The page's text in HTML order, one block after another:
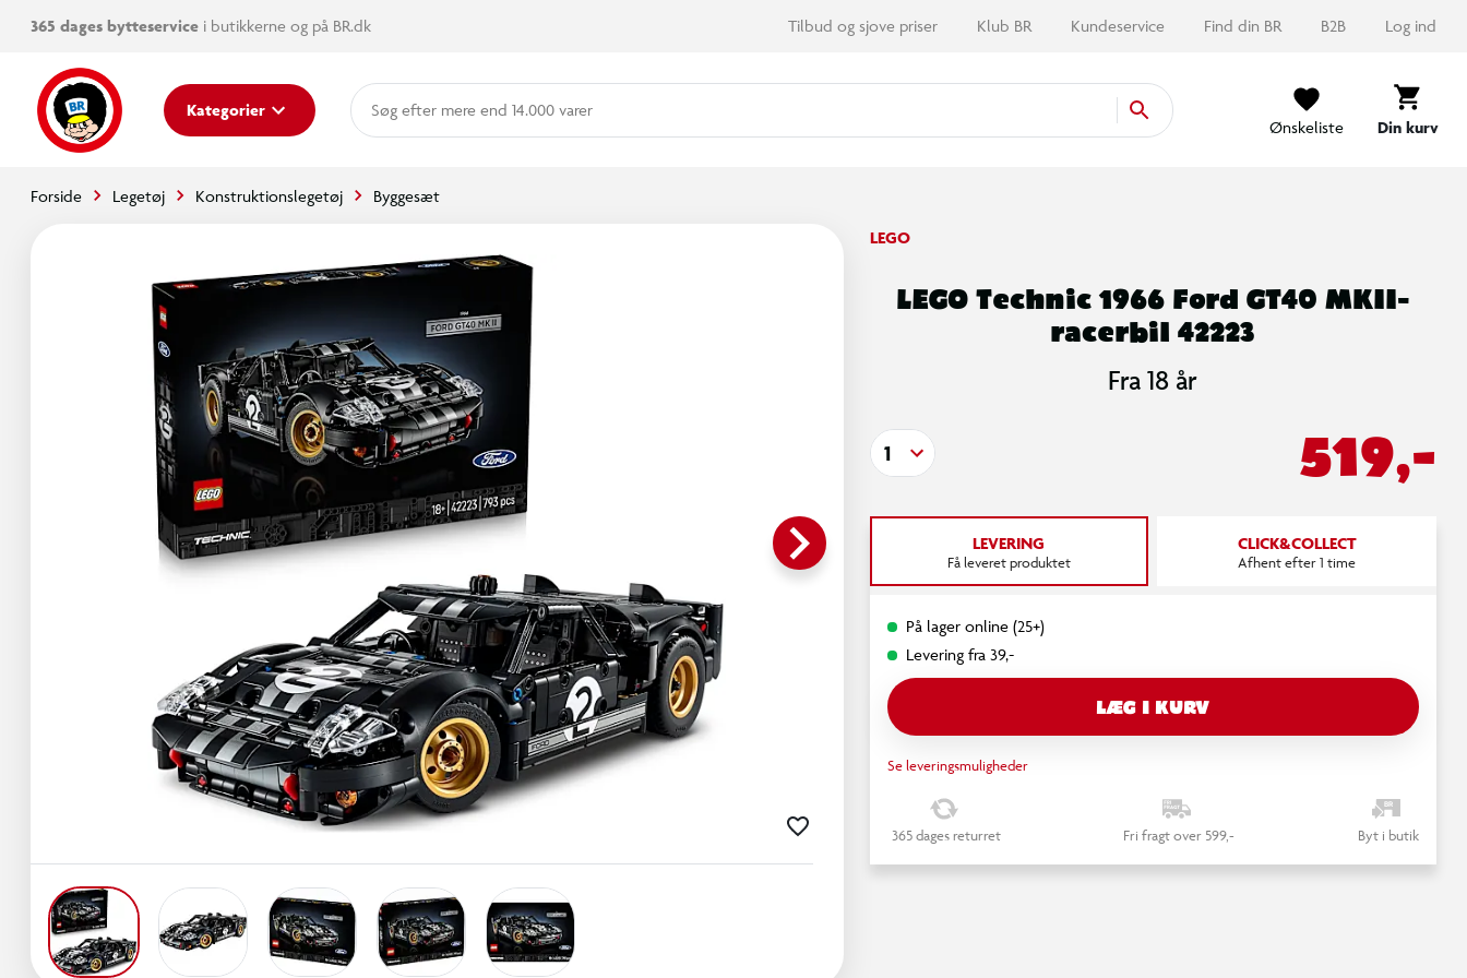
365 dages bytteservice i butikkerne og på BR.dk Tilbud og sjove priser Klub BR Kundeservice Find din BR B2B Log ind
Kategorier
mere end 14.000 varer
Ønskeliste
Din kurv
Forside Legetøj Konstruktionslegetøj Byggesæt
keyboard_arrow_right
LEGO
LEGO Technic 1966 Ford GT40 MKII-
racerbil 42223
Fra 18 år
519,-
1
LEVERING
Få leveret produktet
CLICK&COLLECT
Afhent efter 1 time
På lager online (25+)
Levering fra 39,-
LÆG I KURV
Se leveringsmuligheder
365 dages returret Fri fragt over 599,- Byt i butik